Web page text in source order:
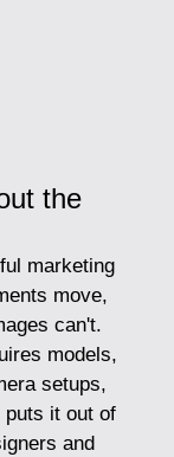
the
marketing
move,
can't.
models,
setups,
puts it out of
and